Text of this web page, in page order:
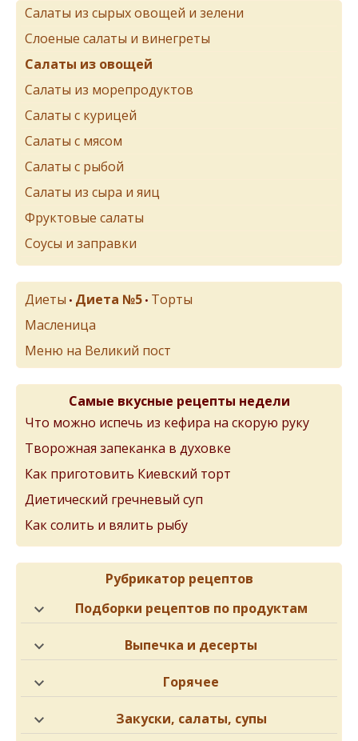
Салаты из сырых овощей и зелени
Слоеные салаты и винегреты
Салаты из овощей
Салаты из морепродуктов
Салаты с курицей
Салаты с мясом
Салаты с рыбой
Салаты из сыра и яиц
Фруктовые салаты
Соусы и заправки
Диеты • Диета №5 • Торты
Масленица
Меню на Великий пост
Самые вкусные рецепты недели
Что можно испечь из кефира на скорую руку
Творожная запеканка в духовке
Как приготовить Киевский торт
Диетический гречневый суп
Как солить и вялить рыбу
Рубрикатор рецептов
Подборки рецептов по продуктам
Выпечка и десерты
Горячее
Закуски, салаты, супы